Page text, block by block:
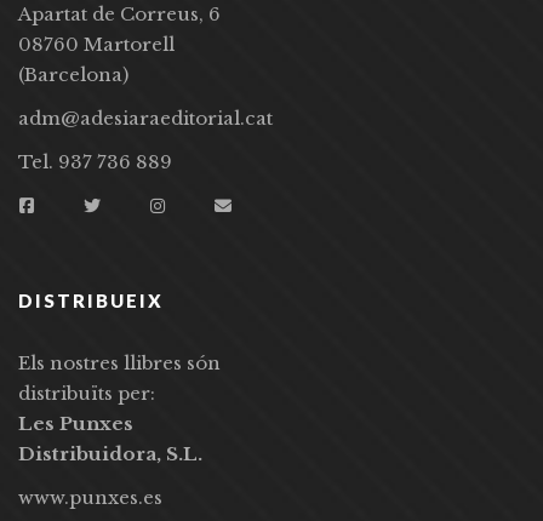
Apartat de Correus, 6
08760 Martorell
(Barcelona)
adm@adesiaraeditorial.cat
Tel. 937 736 889
DISTRIBUEIX
Els nostres llibres són
distribuïts per:
Les Punxes
Distribuidora, S.L.
www.punxes.es